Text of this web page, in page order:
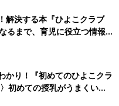
解決する本『ひよこクラブ
まで、育児に役立つ情報が
かり！『初めてのひよこクラ
初めての授乳がうまくい
基本と夏のトラブル 解決テ